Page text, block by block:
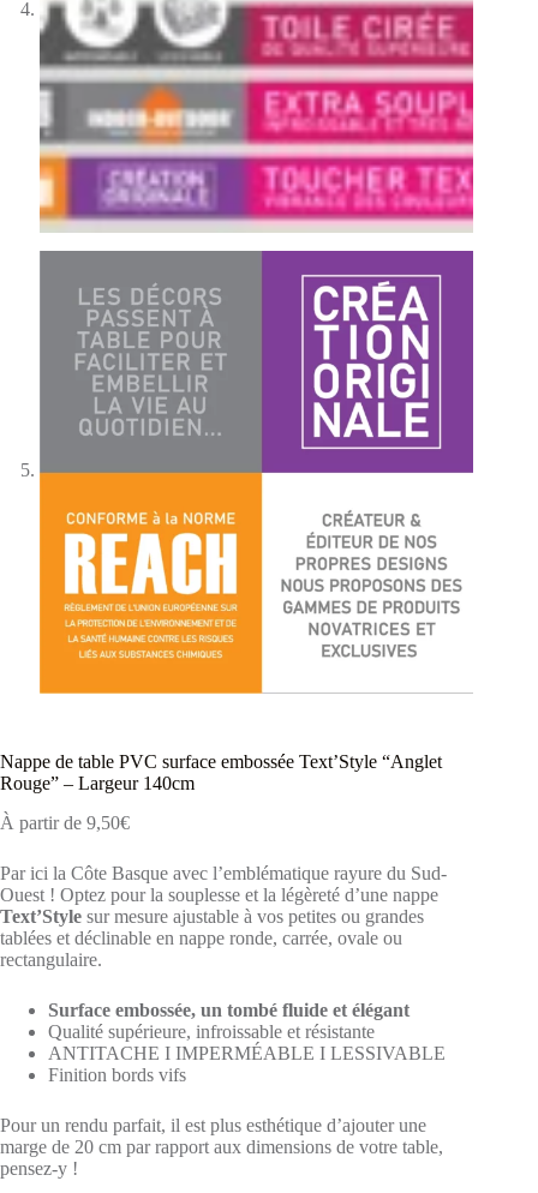
Nappe de table PVC surface embossée Text’Style “Anglet
Rouge” – Largeur 140cm
À partir de 9,50€
Par ici la Côte Basque avec l’emblématique rayure du Sud-
Ouest ! Optez pour la souplesse et la légèreté d’une nappe
Text’Style sur mesure ajustable à vos petites ou grandes
tablées et déclinable en nappe ronde, carrée, ovale ou
rectangulaire.
Surface embossée, un tombé fluide et élégant
Qualité supérieure, infroissable et résistante
ANTITACHE I IMPERMÉABLE I LESSIVABLE
Finition bords vifs
Pour un rendu parfait, il est plus esthétique d’ajouter une
marge de 20 cm par rapport aux dimensions de votre table,
pensez-y !